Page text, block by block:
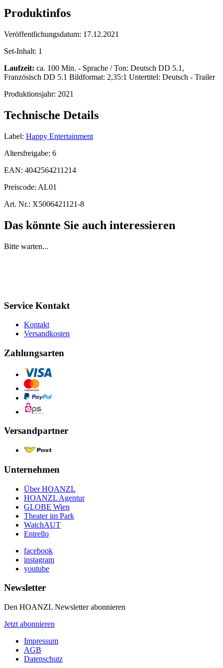
Produktinfos
Veröffentlichungsdatum: 17.12.2021
Set-Inhalt: 1
Laufzeit: ca. 100 Min. - Sprache / Ton: Deutsch DD 5.1,
Französisch DD 5.1 Bildformat: 2,35:1 Untertitel: Deutsch - Trailer
Produktionsjahr: 2021
Technische Details
Label: Happy Entertainment
Altersfreigabe: 6
EAN: 4042564211214
Preiscode: AL01
Art. Nr.: X5006421121-8
Das könnte Sie auch interessieren
Bitte warten...
Service Kontakt
Kontakt
Versandkosten
Zahlungsarten
Versandpartner
Unternehmen
Über HOANZL
HOANZL Agentur
GLOBE Wien
Theater im Park
WatchAUT
Entrello
facebook
instagram
youtube
Newsletter
Den HOANZL Newsletter abonnieren
Jetzt abonnieren
Impressum
AGB
Datenschutz